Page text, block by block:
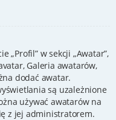
„Profil” w sekcji „Awatar”,
Galeria awatarów,
dodać awatar.
są uzależnione
używać awatarów na
z jej administratorem.